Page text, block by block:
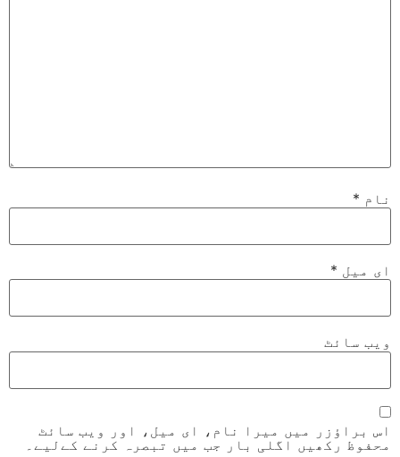
نام *
ای میل *
ویب‌ سائٹ
اس براؤزر میں میرا نام، ای میل، اور ویب سائٹ
محفوظ رکھیں اگلی بار جب میں تبصرہ کرنے کےلیے۔